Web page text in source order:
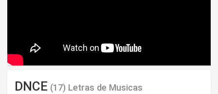
DNCE (17) Letras de Musicas